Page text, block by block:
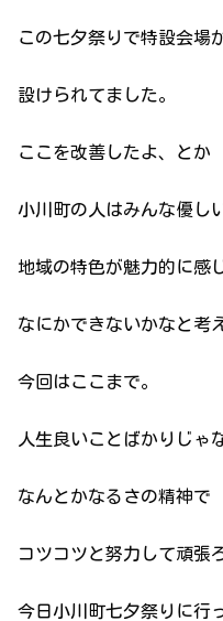
この七夕祭りで特設会場
設けられてました。
ここを改善したよ、とか
小川町の人はみんな優し
地域の特色が魅力的に感
なにかできないかなと考
今回はここまで。
人生良いことばかりじゃ
なんとかなるさの精神で
コツコツと努力して頑張
今日小川町七夕祭りに行